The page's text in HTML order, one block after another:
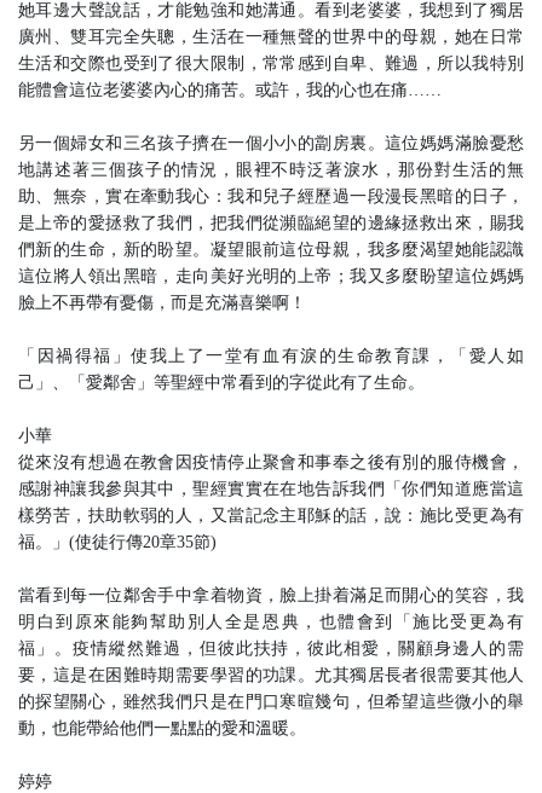
她耳邊大聲說話，才能勉強和她溝通。看到老婆婆，我想到了獨居
廣州、雙耳完全失聰，生活在一種無聲的世界中的母親，她在日常
生活和交際也受到了很大限制，常常感到自卑、難過，所以我特別
能體會這位老婆婆內心的痛苦。或許，我的心也在痛……
另一個婦女和三名孩子擠在一個小小的劏房裏。這位媽媽滿臉憂愁
地講述著三個孩子的情況，眼裡不時泛著淚水，那份對生活的無
助、無奈，實在牽動我心：我和兒子經歷過一段漫長黑暗的日子，
是上帝的愛拯救了我們，把我們從瀕臨絕望的邊緣拯救出來，賜我
們新的生命，新的盼望。凝望眼前這位母親，我多麼渴望她能認識
這位將人領出黑暗，走向美好光明的上帝；我又多麼盼望這位媽媽
臉上不再帶有憂傷，而是充滿喜樂啊！
「因禍得福」使我上了一堂有血有淚的生命教育課，「愛人如
己」、「愛鄰舍」等聖經中常看到的字從此有了生命。
小華
從來沒有想過在教會因疫情停止聚會和事奉之後有別的服侍機會，
感謝神讓我參與其中，聖經實實在在地告訴我們「你們知道應當這
樣勞苦，扶助軟弱的人，又當記念主耶穌的話，說：施比受更為有
福。」(使徒行傳20章35節)
當看到每一位鄰舍手中拿着物資，臉上掛着滿足而開心的笑容，我
明白到原來能夠幫助別人全是恩典，也體會到「施比受更為有
福」。疫情縱然難過，但彼此扶持，彼此相愛，關顧身邊人的需
要，這是在困難時期需要學習的功課。尤其獨居長者很需要其他人
的探望關心，雖然我們只是在門口寒暄幾句，但希望這些微小的舉
動，也能帶給他們一點點的愛和溫暖。
婷婷